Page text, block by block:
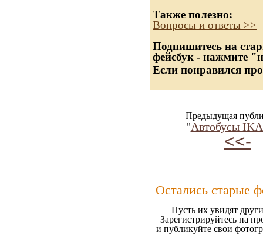
Также полезно:
Вопросы и ответы >>
Подпишитесь на
фейсбук - нажмите
Если понравился
Предыдущая
"Автобусы
<<-
Остались старые
Пусть их увидят
Зарегистрируйтесь на
и публикуйте свои